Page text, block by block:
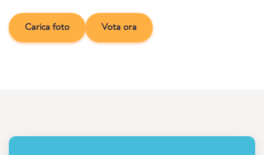
Carica foto Vota ora